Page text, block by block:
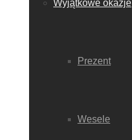
Wyjątkowe okazje
Prezent
Wesele